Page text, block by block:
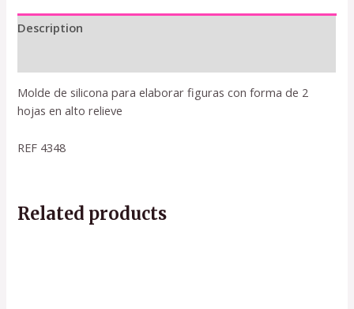
Description
Molde de silicona para elaborar figuras con forma de 2
hojas en alto relieve
REF 4348
Related products